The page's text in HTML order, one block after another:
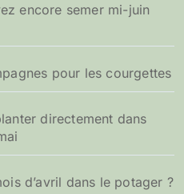
encore semer mi-juin
pour les courgettes
directement dans
d’avril dans le potager ?